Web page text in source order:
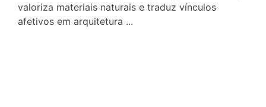
valoriza materiais naturais e traduz vínculos
afetivos em arquitetura ...